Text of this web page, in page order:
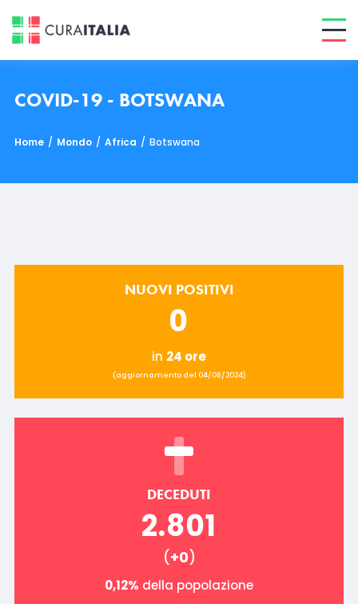
COVID-19 - BOTSWANA
Home / Mondo / Africa / Botswana
NUOVI POSITIVI
0
in 24 ore
(aggiornamento del 04/08/2024)
DECEDUTI
2.801
(+0)
0,12% della popolazione